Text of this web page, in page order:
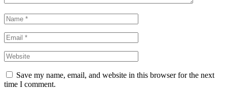
Save my name, email, and website in this browser for the next
time I comment.